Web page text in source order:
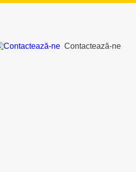
Contactează-ne